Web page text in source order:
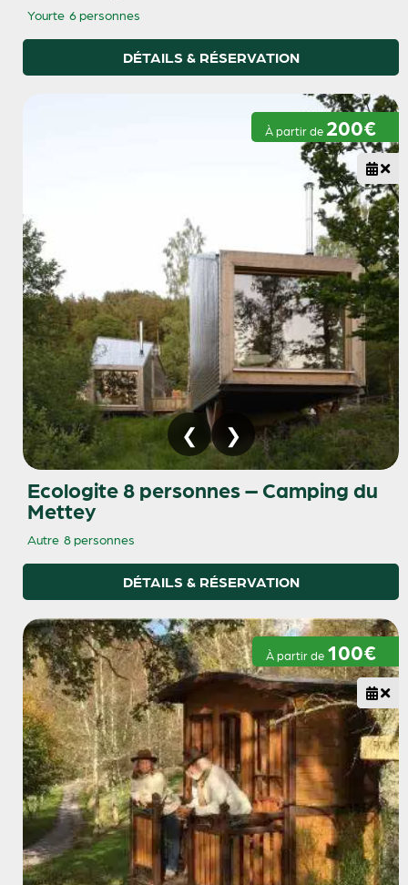
Yourte 6 personnes
DÉTAILS & RÉSERVATION
À partir de 200€
Ecologite 8 personnes – Camping du
Mettey
Autre 8 personnes
DÉTAILS & RÉSERVATION
À partir de 100€